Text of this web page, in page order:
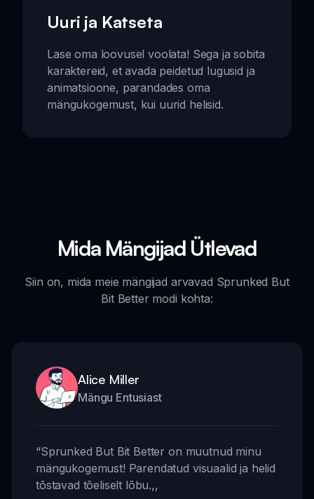
Uuri ja Katseta
Lase oma loovusel voolata! Sega ja sobita
karaktereid, et avada peidetud lugusid ja
animatsioone, parandades oma
mängukogemust, kui uurid helisid.
Mida Mängijad Ütlevad
Siin on, mida meie mängijad arvavad Sprunked But
Bit Better modi kohta:
Alice Miller
Mängu Entusiast
“Sprunked But Bit Better on muutnud minu
mängukogemust! Parendatud visuaalid ja helid
tõstavad tõeliselt lõbu.,,